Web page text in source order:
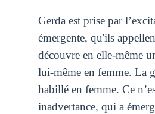
Gerda est prise par
émergente, qu'ils
découvre en elle-même
lui-même en femme. La
habillé en femme. Ce
inadvertance, qui a